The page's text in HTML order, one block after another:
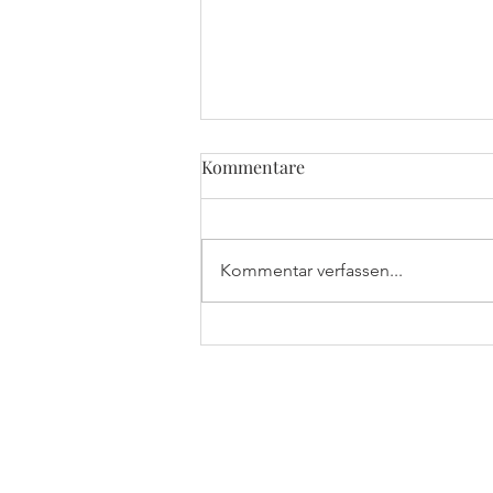
Kommentare
Kommentar verfassen...